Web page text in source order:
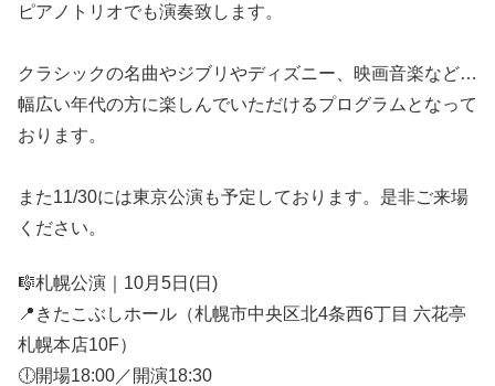
ピアノトリオでも演奏致します。
クラシックの名曲やジブリやディズニー、映画音楽など…
幅広い年代の方に楽しんでいただけるプログラムとなって
おります。
また11/30には東京公演も予定しております。是非ご来場
ください。
🎼札幌公演｜10月5日(日)
📍きたこぶしホール（札幌市中央区北4条西6丁目 六花亭
札幌本店10F）
🕕開場18:00／開演18:30